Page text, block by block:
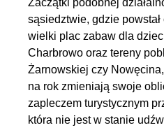
Zaczątki podobnej
sąsiedztwie, gdzie
wielki plac zabaw dla
Charbrowo oraz tereny
Żarnowskiej czy
na rok zmieniają swoje
zapleczem turystycznym
która nie jest w stanie